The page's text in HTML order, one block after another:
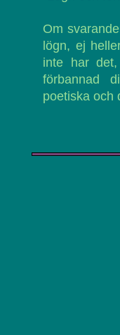
Om
lögn, ej
inte har
förbannad
poetiska och